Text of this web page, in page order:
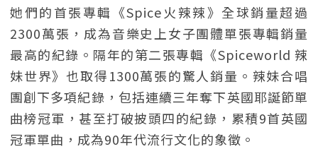
她們的首張專輯《Spice火辣辣》全球銷量超過
2300萬張，成為音樂史上女子團體單張專輯銷量
最高的紀錄。隔年的第二張專輯《Spiceworld 辣
妹世界》也取得1300萬張的驚人銷量。辣妹合唱
團創下多項紀錄，包括連續三年奪下英國耶誕節單
曲榜冠軍，甚至打破披頭四的紀錄，累積9首英國
冠軍單曲，成為90年代流行文化的象徵。